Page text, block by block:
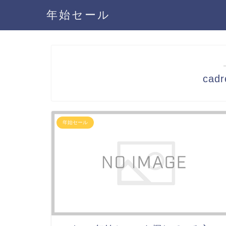
年始セール
年始セール